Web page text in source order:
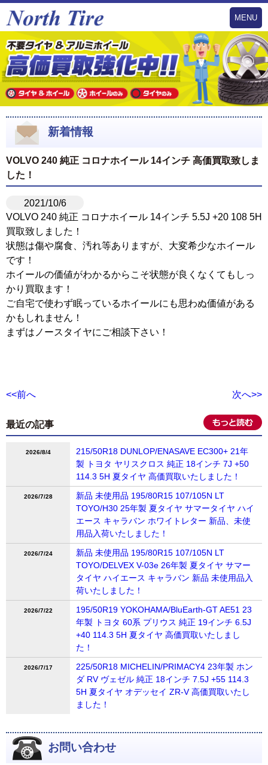
MENU
新着情報
VOLVO 240 純正 コロナホイール 14インチ 高価買取致しま
した！
2021/10/6
VOLVO 240 純正 コロナホイール 14インチ 5.5J +20 108 5H
買取致しました！
状態は傷や腐食、汚れ等ありますが、大変希少なホイール
です！
ホイールの価値がわかるからこそ状態が良くなくてもしっ
かり買取ます！
ご自宅で使わず眠っているホイールにも思わぬ価値がある
かもしれません！
まずはノースタイヤにご相談下さい！
<<前へ 次へ>>
最近の記事
2026/8/4
215/50R18 DUNLOP/ENASAVE EC300+ 21年
製 トヨタ ヤリスクロス 純正 18インチ 7J +50
114.3 5H 夏タイヤ 高価買取いたしました！
2026/7/28
新品 未使用品 195/80R15 107/105N LT
TOYO/H30 25年製 夏タイヤ サマータイヤ ハイ
エース キャラバン ホワイトレター 新品、未使
用品入荷いたしました！
2026/7/24
新品 未使用品 195/80R15 107/105N LT
TOYO/DELVEX V-03e 26年製 夏タイヤ サマー
タイヤ ハイエース キャラバン 新品 未使用品入
荷いたしました！
2026/7/22
195/50R19 YOKOHAMA/BluEarth-GT AE51 23
年製 トヨタ 60系 プリウス 純正 19インチ 6.5J
+40 114.3 5H 夏タイヤ 高価買取いたしまし
た！
2026/7/17
225/50R18 MICHELIN/PRIMACY4 23年製 ホン
ダ RV ヴェゼル 純正 18インチ 7.5J +55 114.3
5H 夏タイヤ オデッセイ ZR-V 高価買取いたし
ました！
お問い合わせ